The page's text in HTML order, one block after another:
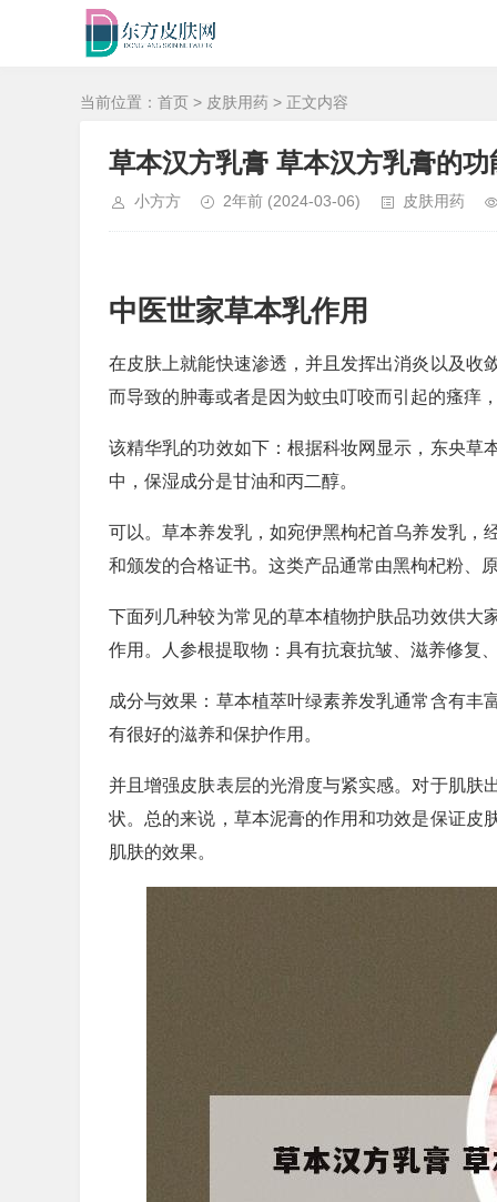
当前位置： 首页 > 皮肤用药 > 正文内容
草本汉方乳膏 草本汉方乳膏的功
小方方 2年前 (2024-03-06) 皮肤用药
中医世家草本乳作用
在皮肤上就能快速渗透，并且发挥出消炎以及收
而导致的肿毒或者是因为蚊虫叮咬而引起的瘙痒
该精华乳的功效如下：根据科妆网显示，东央草
中，保湿成分是甘油和丙二醇。
可以。草本养发乳，如宛伊黑枸杞首乌养发乳，
和颁发的合格证书。这类产品通常由黑枸杞粉、
下面列几种较为常见的草本植物护肤品功效供大
作用。人参根提取物：具有抗衰抗皱、滋养修复
成分与效果：草本植萃叶绿素养发乳通常含有丰
有很好的滋养和保护作用。
并且增强皮肤表层的光滑度与紧实感。对于肌肤
状。总的来说，草本泥膏的作用和功效是保证皮
肌肤的效果。